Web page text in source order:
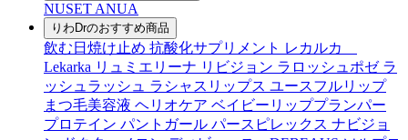
NUSET ANUA
りわDrのおすすめ商品
飲む日焼け止め 抗酸化サプリメント レカルカ
Lekarka リュミエリーナ リビジョン ラロッシュポゼ ラ
ッシュラッシュ ラシャスリップス ユースフルリップ
まつ毛美容液 ヘリオケア ベイビーリッププランパー
プロテイン パントガール パースピレックス ナビジョ